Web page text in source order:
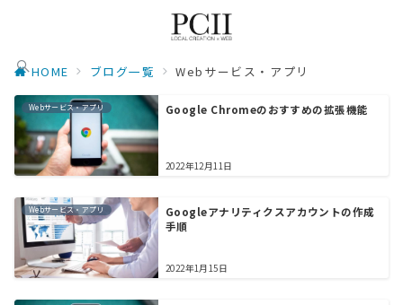
HOME ブログ一覧 Webサービス・アプリ
Webサービス・アプリ Google Chromeのおすすめの拡張機能
2022年12月11日
Webサービス・アプリ
Googleアナリティクスアカウントの作成
手順
2022年1月15日